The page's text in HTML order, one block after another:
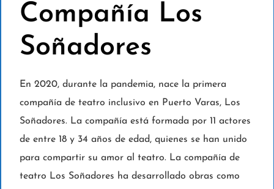
Compañía Los
Soñadores
En 2020, durante la pandemia, nace la primera
compañía de teatro inclusivo en Puerto Varas, Los
Soñadores. La compañía está formada por 11 actores
de entre 18 y 34 años de edad, quienes se han unido
para compartir su amor al teatro. La compañía de
teatro Los Soñadores ha desarrollado obras como